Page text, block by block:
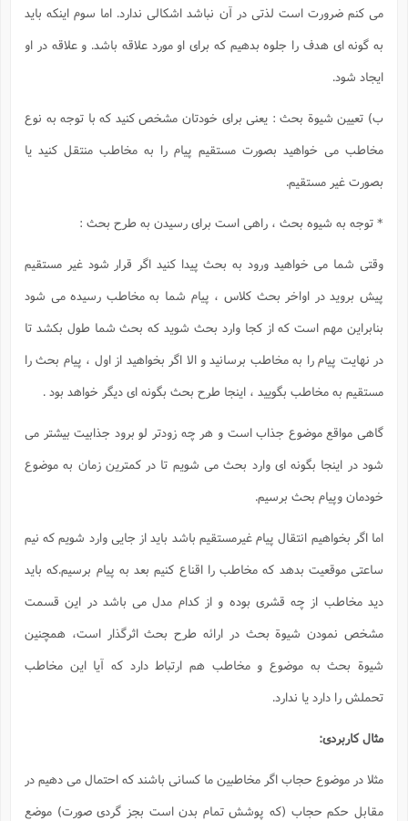
می کنم ضرورت است لذتی در آن نباشد اشکالی ندارد. اما سوم اینکه باید
به گونه ای هدف را جلوه بدهیم که برای او مورد علاقه باشد. و علاقه در او
ایجاد شود.
ب) تعیین شیوة بحث : یعنی برای خودتان مشخص کنید که با توجه به نوع
مخاطب می خواهید بصورت مستقیم پیام را به مخاطب منتقل کنید یا
بصورت غیر مستقیم.
* توجه به شیوه بحث ، راهی است برای رسیدن به طرح بحث :
وقتی شما می خواهید ورود به بحث پیدا کنید اگر قرار شود غیر مستقیم
پیش بروید در اواخر بحث کلاس ، پیام شما به مخاطب رسیده می شود
بنابراین مهم است که از کجا وارد بحث شوید که بحث شما طول بکشد تا
در نهایت پیام را به مخاطب برسانید و الا اگر بخواهید از اول ، پیام بحث را
مستقیم به مخاطب بگویید ، اینجا طرح بحث بگونه ای دیگر خواهد بود .
گاهی مواقع موضوع جذاب است و هر چه زودتر لو برود جذابیت بیشتر می
شود در اینجا بگونه ای وارد بحث می شویم تا در کمترین زمان به موضوع
خودمان وپیام بحث برسیم.
اما اگر بخواهیم انتقال پیام غیرمستقیم باشد باید از جایی وارد شویم که نیم
ساعتی موقعیت بدهد که مخاطب را اقناع کنیم بعد به پیام برسیم.که باید
دید مخاطب از چه قشری بوده و از کدام مدل می باشد در این قسمت
مشخص نمودن شیوة بحث در ارائه طرح بحث اثرگذار است، همچنین
شیوة بحث به موضوع و مخاطب هم ارتباط دارد که آیا این مخاطب
تحملش را دارد یا ندارد.
مثال کاربردی:
مثلا در موضوع حجاب اگر مخاطبین ما کسانی باشند که احتمال می دهیم در
مقابل حکم حجاب (که پوشش تمام بدن است بجز گردی صورت) موضع